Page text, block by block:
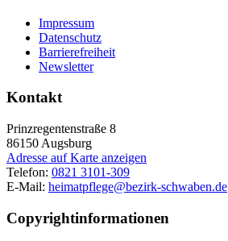
Impressum
Datenschutz
Barrierefreiheit
Newsletter
Kontakt
Prinzregentenstraße 8
86150 Augsburg
Adresse auf Karte anzeigen
Telefon: 0821 3101-309
E-Mail: heimatpflege@bezirk-schwaben.de
Copyrightinformationen